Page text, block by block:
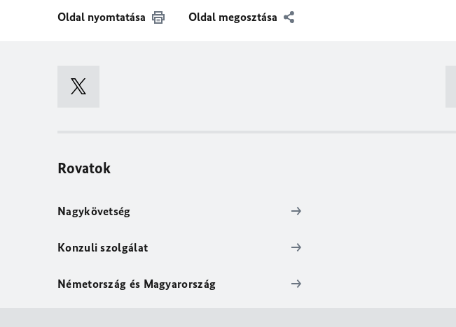
Oldal nyomtatása Oldal megosztása
Rovatok
Nagykövetség
Konzuli szolgálat
Németország és Magyarország